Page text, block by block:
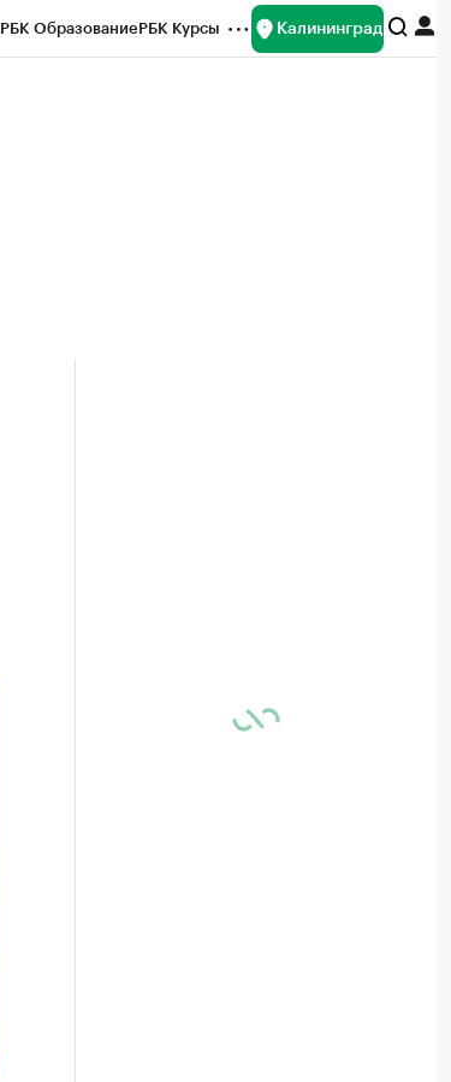
РБК ОбразованиеРБК Курсы Калининград